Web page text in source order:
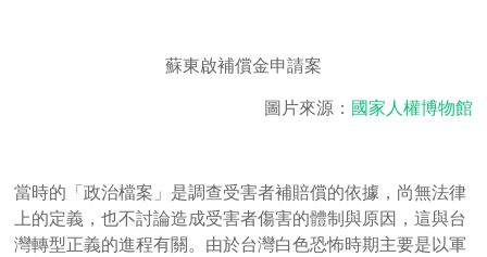
蘇東啟補償金申請案
圖片來源： 國家人權博物館
當時的「政治檔案」是調查受害者補賠償的依據，尚無法律
上的定義，也不討論造成受害者傷害的體制與原因，這與台
灣轉型正義的進程有關。由於台灣白色恐怖時期主要是以軍